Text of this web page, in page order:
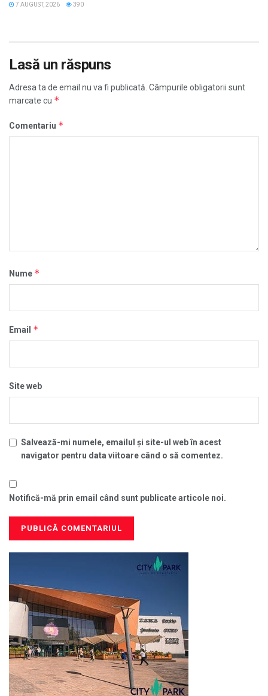
7 AUGUST, 2026 390
Lasă un răspuns
Adresa ta de email nu va fi publicată. Câmpurile obligatorii sunt
marcate cu *
Comentariu *
Nume *
Email *
Site web
Salvează-mi numele, emailul și site-ul web în acest
navigator pentru data viitoare când o să comentez.
Notifică-mă prin email când sunt publicate articole noi.